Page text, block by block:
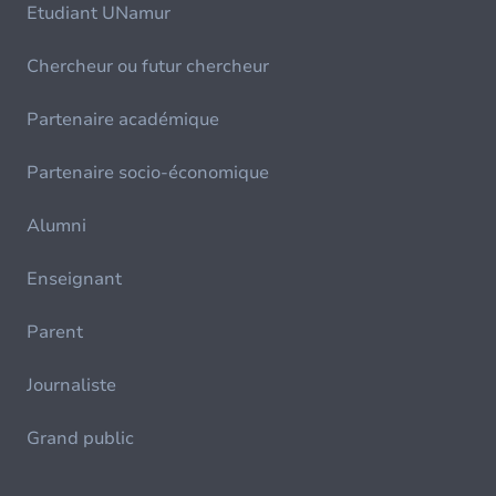
Etudiant UNamur
Chercheur ou futur chercheur
Partenaire académique
Partenaire socio-économique
Alumni
Enseignant
Parent
Journaliste
Grand public